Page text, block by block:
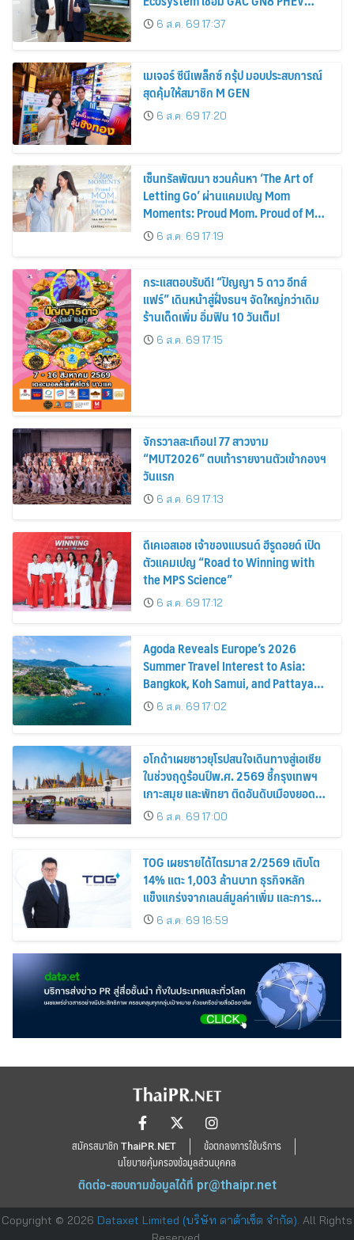
รถยนต์ MPV ระดับพรีเมียม เข้ากับ
พลังงานแสงอาทิตย์ภายในบ้าน
6 ส.ค. 69 17:37
เมเจอร์ ซีนีเพล็กซ์ กรุ้ป มอบประสบการณ์
สุดคุ้มให้สมาชิก M GEN
6 ส.ค. 69 17:20
เซ็นทรัลพัฒนา ชวนค้นหา ‘The Art of
Letting Go’ ผ่านแคมเปญ Mom
Moments: Proud Mom. Proud of My
Mom.6 ส.ค. 69 17:19
กระแสตอบรับดี! “ปัญญา 5 ดาว อีทส์
แฟร์” เดินหน้าสู่ฝั่งธนฯ จัดใหญ่กว่าเดิม
ร้านเด็ดเพิ่ม อิ่มฟิน 10 วันเต็ม!
6 ส.ค. 69 17:15
จักรวาลสะเทือน! 77 สาวงาม
“MUT2026” ตบเท้ารายงานตัวเข้ากองฯ
วันแรก
6 ส.ค. 69 17:13
ดีเคเอสเอช เจ้าของแบรนด์ ฮีรูดอยด์ เปิด
ตัวแคมเปญ “Road to Winning with
the MPS Science”
6 ส.ค. 69 17:12
Agoda Reveals Europe’s 2026
Summer Travel Interest to Asia:
Bangkok, Koh Samui, and Pattaya
Among the Top Cities
6 ส.ค. 69 17:02
อโกด้าเผยชาวยุโรปสนใจเดินทางสู่เอเชีย
ในช่วงฤดูร้อนปีพ.ศ. 2569 ชี้กรุงเทพฯ
เกาะสมุย และพัทยา ติดอันดับเมืองยอด
นิยม6 ส.ค. 69 17:00
TOG เผยรายได้ไตรมาส 2/2569 เติบโต
14% แตะ 1,003 ล้านบาท ธุรกิจหลัก
แข็งแกร่งจากเลนส์มูลค่าเพิ่ม และการ
ขยายตลาดต่างประเทศ พร้อมเดินหน้า
ลงทุนเพื่อการเติบโตระยะยาว
6 ส.ค. 69 16:59
สมัครสมาชิก ThaiPR.NET
ข้อตกลงการใช้บริการ
นโยบายคุ้มครองข้อมูลส่วนบุคคล
ติดต่อ-สอบถามข้อมูลได้ที่ pr@thaipr.net
Copyright © 2026 Dataxet Limited (บริษัท ดาต้าเซ็ต จำกัด). All Rights